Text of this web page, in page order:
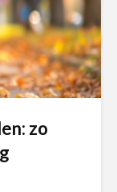
zo